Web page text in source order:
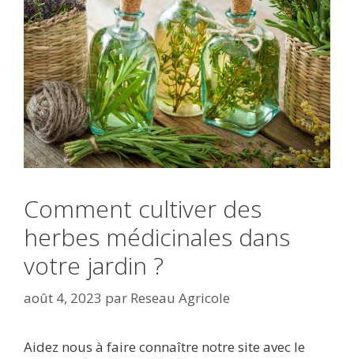
Comment cultiver des
herbes médicinales dans
votre jardin ?
août 4, 2023 par Reseau Agricole
Aidez nous à faire connaître notre site avec le